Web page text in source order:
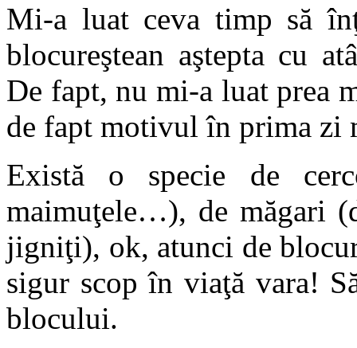
Mi-a luat ceva timp să
blocureştean aştepta cu
De fapt, nu mi-a luat prea
de fapt motivul în prima zi
Există o specie de
maimuţele…), de măgari
jigniţi), ok, atunci de
sigur scop în viaţă vara!
blocului.